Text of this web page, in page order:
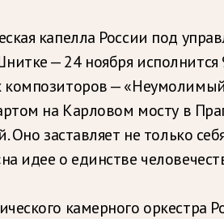
капелла России под
— 24 ноября
—
на Карловом мосту в
заставляет не только
идее о единстве
камерного